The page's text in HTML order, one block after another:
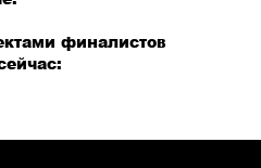
финалистов